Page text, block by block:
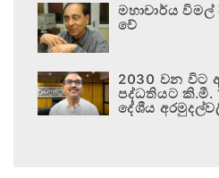
මහාචාර්ය විමල්
වේ
2030 වන විට
පද්ධතියට කි.මී.
දේශීය